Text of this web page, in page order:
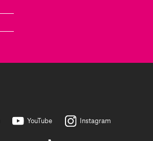
YouTube Instagram